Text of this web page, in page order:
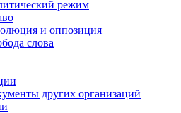
режим
и оппозиция
слова
других организаций